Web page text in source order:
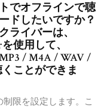
でオフラインで聴
ドしたいですか？
ライバーは、
使用して、
/ M4A / WAV /
ことができま
限を設定します。こ